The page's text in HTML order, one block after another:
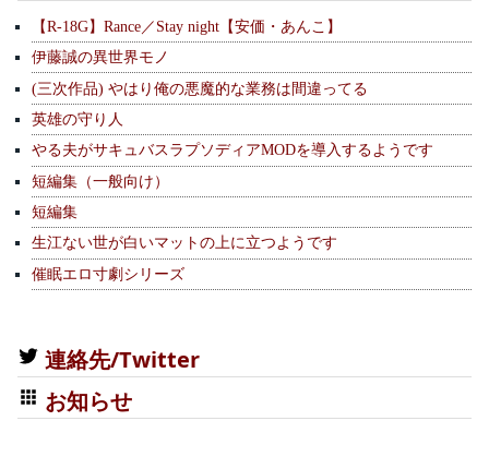
【R-18G】Rance／Stay night【安価・あんこ】
伊藤誠の異世界モノ
(三次作品) やはり俺の悪魔的な業務は間違ってる
英雄の守り人
やる夫がサキュバスラプソディアMODを導入するようです
短編集（一般向け）
短編集
生江ない世が白いマットの上に立つようです
催眠エロ寸劇シリーズ
連絡先/Twitter
お知らせ